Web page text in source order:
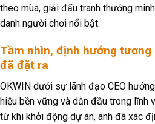
theo mùa, giải đấu tranh thưởng
danh người chơi nổi bật.
Tầm nhìn, định hướng tương
đã đặt ra
OKWIN dưới sự lãnh đạo CEO
hiệu bền vững và dẫn đầu trong lĩnh
từ khi khởi động dự án, anh đã xác